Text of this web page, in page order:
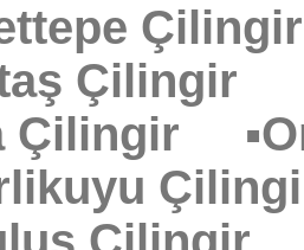
Çilingir
Çilingir